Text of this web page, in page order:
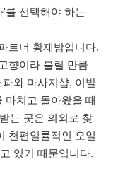
를 선택해야 하는
트너 황제밤입니다.
향이라 불릴 만큼
와 마사지샵, 이발
마치고 돌아왔을 때
는 곳은 의외로 찾
천편일률적인 오일
있기 때문입니다.